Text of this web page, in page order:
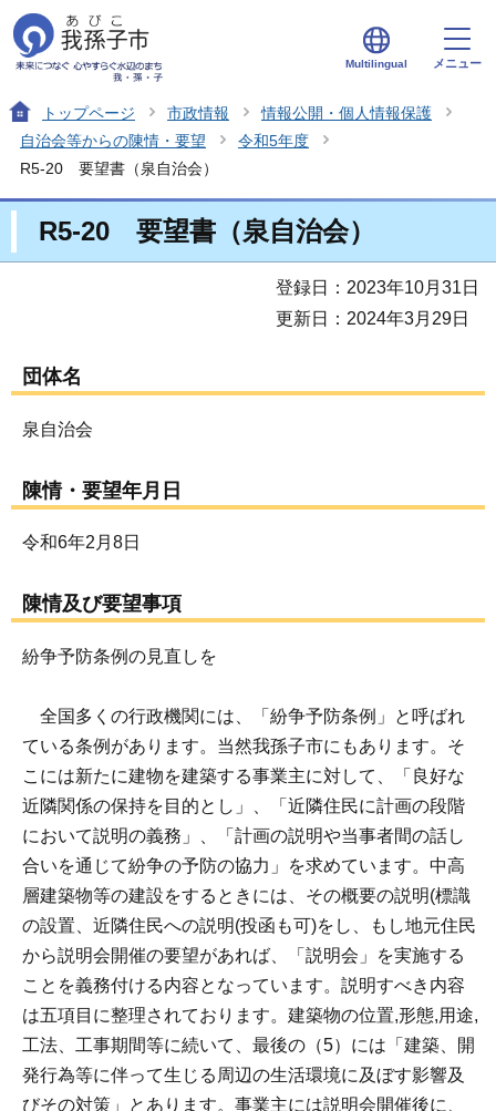
Multilingual メニュー
トップページ 市政情報
情報公開・個人情報保護
自治会等からの陳情・要望
令和5年度
R5-20 要望書（泉自治会）
R5-20 要望書（泉自治会）
登録日：2023年10月31日
更新日：2024年3月29日
団体名
泉自治会
陳情・要望年月日
令和6年2月8日
陳情及び要望事項
紛争予防条例の見直しを
全国多くの行政機関には、「紛争予防条例」と呼ばれ
ている条例があります。当然我孫子市にもあります。そ
こには新たに建物を建築する事業主に対して、「良好な
近隣関係の保持を目的とし」、「近隣住民に計画の段階
において説明の義務」、「計画の説明や当事者間の話し
合いを通じて紛争の予防の協力」を求めています。中高
層建築物等の建設をするときには、その概要の説明(標識
の設置、近隣住民への説明(投函も可)をし、もし地元住民
から説明会開催の要望があれば、「説明会」を実施する
ことを義務付ける内容となっています。説明すべき内容
は五項目に整理されております。建築物の位置,形態,用途,
工法、工事期間等に続いて、最後の（5）には「建築、開
発行為等に伴って生じる周辺の生活環境に及ぼす影響及
びその対策」とあります。事業主には説明会開催後に、